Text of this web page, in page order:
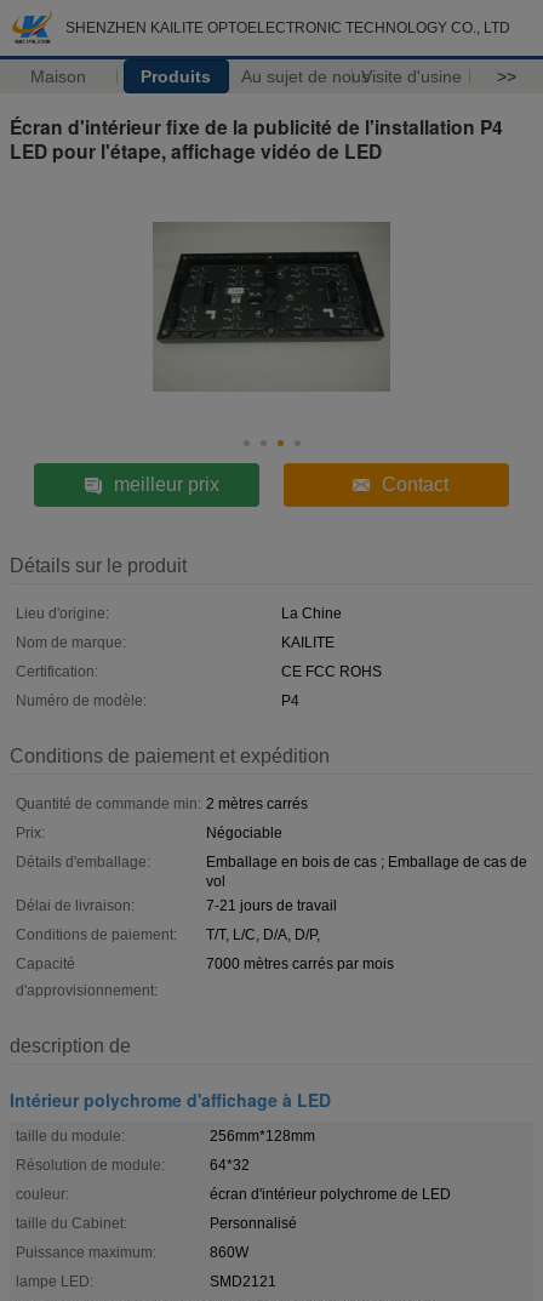
SHENZHEN KAILITE OPTOELECTRONIC TECHNOLOGY CO., LTD
Maison Produits Au sujet de nousVisite d'usine >>
Écran d'intérieur fixe de la publicité de l'installation P4
LED pour l'étape, affichage vidéo de LED
meilleur prix Contact
Détails sur le produit
Lieu d'origine:
La Chine
Nom de marque:
KAILITE
Certification:
CE FCC ROHS
Numéro de modèle:
P4
Conditions de paiement et expédition
Quantité de commande min: 2 mètres carrés
Prix:
Négociable
Détails d'emballage:
Emballage en bois de cas ; Emballage de cas de
vol
Délai de livraison:
7-21 jours de travail
Conditions de paiement:
T/T, L/C, D/A, D/P,
Capacité
d'approvisionnement:
7000 mètres carrés par mois
description de
Intérieur polychrome d'affichage à LED
taille du module:
256mm*128mm
Résolution de module:
64*32
couleur:
écran d'intérieur polychrome de LED
taille du Cabinet:
Personnalisé
Puissance maximum:
860W
lampe LED:
SMD2121